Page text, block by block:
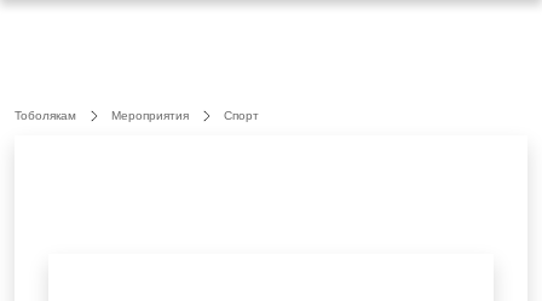
Тоболякам Мероприятия Спорт